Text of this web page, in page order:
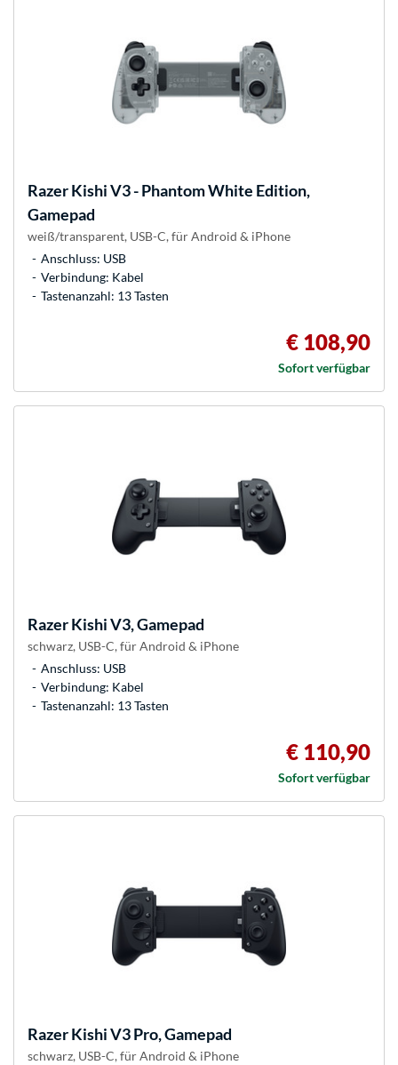
RazerKishi V3 - Phantom White Edition,
Gamepad
weiß/transparent, USB-C, für Android & iPhone
Anschluss: USB
Verbindung: Kabel
Tastenanzahl: 13 Tasten
€ 108,90
Sofort verfügbar
RazerKishi V3, Gamepad
schwarz, USB-C, für Android & iPhone
Anschluss: USB
Verbindung: Kabel
Tastenanzahl: 13 Tasten
€ 110,90
Sofort verfügbar
RazerKishi V3 Pro, Gamepad
schwarz, USB-C, für Android & iPhone